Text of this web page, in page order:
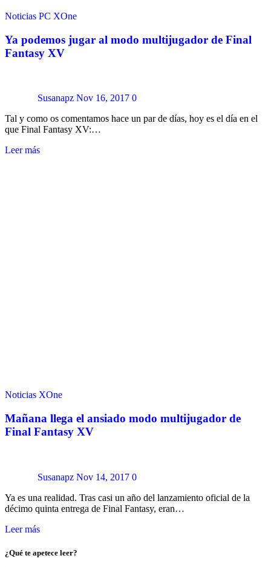
Noticias PC XOne
Ya podemos jugar al modo multijugador de Final
Fantasy XV
Susanapz Nov 16, 2017 0
Tal y como os comentamos hace un par de días, hoy es el día en el
que Final Fantasy XV:…
Leer más
Noticias XOne
Mañana llega el ansiado modo multijugador de
Final Fantasy XV
Susanapz Nov 14, 2017 0
Ya es una realidad. Tras casi un año del lanzamiento oficial de la
décimo quinta entrega de Final Fantasy, eran…
Leer más
¿Qué te apetece leer?